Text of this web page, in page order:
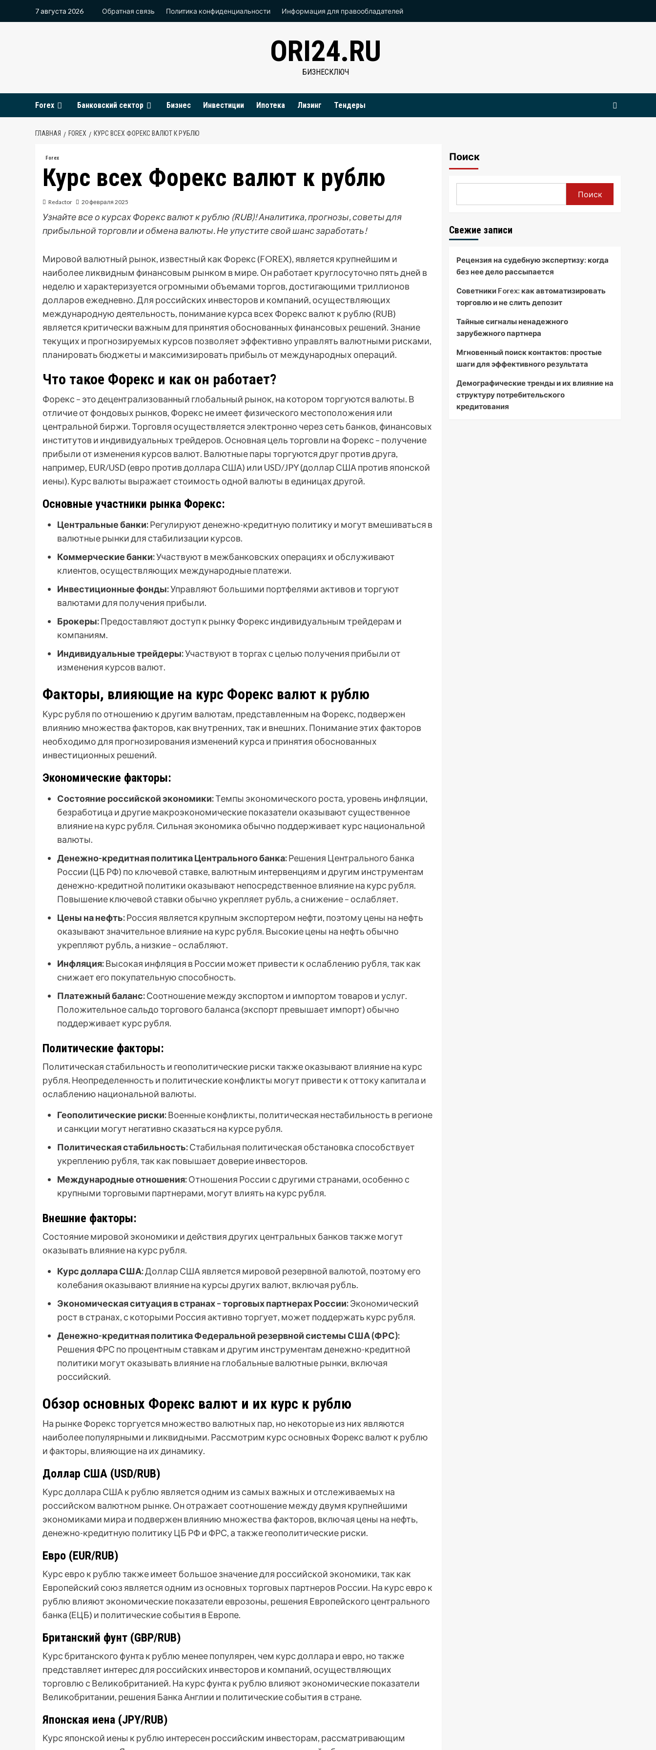
7 августа 2026 Обратная связь Политика конфиденциальности Информация для правообладателей
ORI24.RU
БИЗНЕСКЛЮЧ
Forex Банковский сектор Бизнес Инвестиции Ипотека Лизинг Тендеры
ГЛАВНАЯ FOREX КУРС ВСЕХ ФОРЕКС ВАЛЮТ К РУБЛЮ
Forex
Курс всех Форекс валют к рублю
Redactor 20 февраля 2025
Узнайте все о курсах Форекс валют к рублю (RUB)! Аналитика, прогнозы, советы для
прибыльной торговли и обмена валюты. Не упустите свой шанс заработать!
Мировой валютный рынок, известный как Форекс (FOREX), является крупнейшим и
наиболее ликвидным финансовым рынком в мире. Он работает круглосуточно пять дней в
неделю и характеризуется огромными объемами торгов, достигающими триллионов
долларов ежедневно. Для российских инвесторов и компаний, осуществляющих
международную деятельность, понимание курса всех Форекс валют к рублю (RUB)
является критически важным для принятия обоснованных финансовых решений. Знание
текущих и прогнозируемых курсов позволяет эффективно управлять валютными рисками,
планировать бюджеты и максимизировать прибыль от международных операций.
Что такое Форекс и как он работает?
Форекс – это децентрализованный глобальный рынок, на котором торгуются валюты. В
отличие от фондовых рынков, Форекс не имеет физического местоположения или
центральной биржи. Торговля осуществляется электронно через сеть банков, финансовых
институтов и индивидуальных трейдеров. Основная цель торговли на Форекс – получение
прибыли от изменения курсов валют. Валютные пары торгуются друг против друга,
например, EUR/USD (евро против доллара США) или USD/JPY (доллар США против японской
иены). Курс валюты выражает стоимость одной валюты в единицах другой.
Основные участники рынка Форекс:
Центральные банки:Регулируют денежно-кредитную политику и могут вмешиваться в
валютные рынки для стабилизации курсов.
Коммерческие банки:Участвуют в межбанковских операциях и обслуживают
клиентов, осуществляющих международные платежи.
Инвестиционные фонды:Управляют большими портфелями активов и торгуют
валютами для получения прибыли.
Брокеры:Предоставляют доступ к рынку Форекс индивидуальным трейдерам и
компаниям.
Индивидуальные трейдеры:Участвуют в торгах с целью получения прибыли от
изменения курсов валют.
Факторы, влияющие на курс Форекс валют к рублю
Курс рубля по отношению к другим валютам, представленным на Форекс, подвержен
влиянию множества факторов, как внутренних, так и внешних. Понимание этих факторов
необходимо для прогнозирования изменений курса и принятия обоснованных
инвестиционных решений.
Экономические факторы:
Состояние российской экономики:Темпы экономического роста, уровень инфляции,
безработица и другие макроэкономические показатели оказывают существенное
влияние на курс рубля. Сильная экономика обычно поддерживает курс национальной
валюты.
Денежно-кредитная политика Центрального банка:Решения Центрального банка
России (ЦБ РФ) по ключевой ставке, валютным интервенциям и другим инструментам
денежно-кредитной политики оказывают непосредственное влияние на курс рубля.
Повышение ключевой ставки обычно укрепляет рубль, а снижение – ослабляет.
Цены на нефть:Россия является крупным экспортером нефти, поэтому цены на нефть
оказывают значительное влияние на курс рубля. Высокие цены на нефть обычно
укрепляют рубль, а низкие – ослабляют.
Инфляция:Высокая инфляция в России может привести к ослаблению рубля, так как
снижает его покупательную способность.
Платежный баланс:Соотношение между экспортом и импортом товаров и услуг.
Положительное сальдо торгового баланса (экспорт превышает импорт) обычно
поддерживает курс рубля.
Политические факторы:
Политическая стабильность и геополитические риски также оказывают влияние на курс
рубля. Неопределенность и политические конфликты могут привести к оттоку капитала и
ослаблению национальной валюты.
Геополитические риски:Военные конфликты, политическая нестабильность в регионе
и санкции могут негативно сказаться на курсе рубля.
Политическая стабильность:Стабильная политическая обстановка способствует
укреплению рубля, так как повышает доверие инвесторов.
Международные отношения:Отношения России с другими странами, особенно с
крупными торговыми партнерами, могут влиять на курс рубля.
Внешние факторы:
Состояние мировой экономики и действия других центральных банков также могут
оказывать влияние на курс рубля.
Курс доллара США:Доллар США является мировой резервной валютой, поэтому его
колебания оказывают влияние на курсы других валют, включая рубль.
Экономическая ситуация в странах – торговых партнерах России:Экономический
рост в странах, с которыми Россия активно торгует, может поддержать курс рубля.
Денежно-кредитная политика Федеральной резервной системы США (ФРС):
Решения ФРС по процентным ставкам и другим инструментам денежно-кредитной
политики могут оказывать влияние на глобальные валютные рынки, включая
российский.
Обзор основных Форекс валют и их курс к рублю
На рынке Форекс торгуется множество валютных пар, но некоторые из них являются
наиболее популярными и ликвидными. Рассмотрим курс основных Форекс валют к рублю
и факторы, влияющие на их динамику.
Доллар США (USD/RUB)
Курс доллара США к рублю является одним из самых важных и отслеживаемых на
российском валютном рынке. Он отражает соотношение между двумя крупнейшими
экономиками мира и подвержен влиянию множества факторов, включая цены на нефть,
денежно-кредитную политику ЦБ РФ и ФРС, а также геополитические риски.
Евро (EUR/RUB)
Курс евро к рублю также имеет большое значение для российской экономики, так как
Европейский союз является одним из основных торговых партнеров России. На курс евро к
рублю влияют экономические показатели еврозоны, решения Европейского центрального
банка (ЕЦБ) и политические события в Европе.
Британский фунт (GBP/RUB)
Курс британского фунта к рублю менее популярен, чем курс доллара и евро, но также
представляет интерес для российских инвесторов и компаний, осуществляющих
торговлю с Великобританией. На курс фунта к рублю влияют экономические показатели
Великобритании, решения Банка Англии и политические события в стране.
Японская иена (JPY/RUB)
Курс японской иены к рублю интересен российским инвесторам, рассматривающим
Поиск
Поиск
Свежие записи
Рецензия на судебную экспертизу: когда
без нее дело рассыпается
Советники Forex: как автоматизировать
торговлю и не слить депозит
Тайные сигналы ненадежного
зарубежного партнера
Мгновенный поиск контактов: простые
шаги для эффективного результата
Демографические тренды и их влияние на
структуру потребительского
кредитования